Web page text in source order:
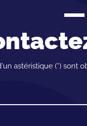
astéristique (*) sont